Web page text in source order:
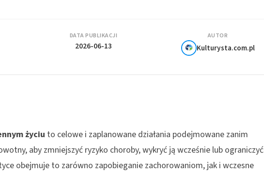
DATA PUBLIKACJI
2026-06-13
AUTOR
Kulturysta.com.pl
życiu to celowe i zaplanowane działania podejmowane zanim
aby zmniejszyć ryzyko choroby, wykryć ją wcześnie lub ograniczyć
obejmuje to zarówno zapobieganie zachorowaniom, jak i wczesne